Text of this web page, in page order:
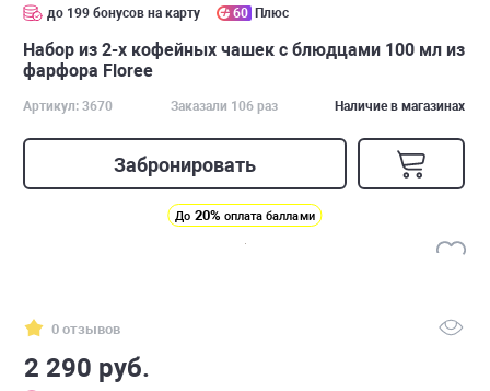
до 199 бонусов на карту 60 Плюс
Набор из 2-х кофейных чашек с блюдцами 100 мл из
фарфора Floree
Артикул: 3670 Заказали 106 раз Наличие в магазинах
Забронировать
До 20% оплата баллами
0 отзывов
2 290 руб.